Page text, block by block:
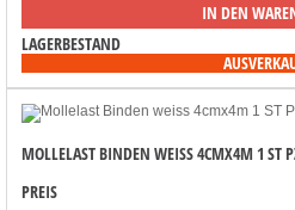
IN DEN
LAGERBESTAND
MOLLELAST BINDEN WEISS 4CMX4M 1 ST
PREIS